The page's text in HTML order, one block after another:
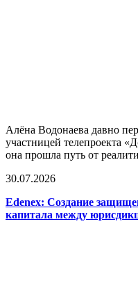
Алёна Водонаева давно
участницей телепроекта
она прошла путь от
30.07.2026
Edenex: Создание
капитала между